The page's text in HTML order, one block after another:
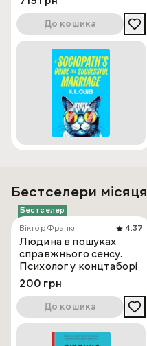
До кошика
Бестселери місяця
Бестселер
Віктор Франкл
4.37
Людина в пошуках
справжнього сенсу.
Психолог у концтаборі
200 грн
До кошика